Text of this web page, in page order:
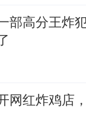
部高分王炸
网红炸鸡店